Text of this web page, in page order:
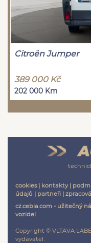
Citroën Jumper
389 000 Kč
202 000 Km
cookies| kontakty|
údajů | partneři |
cz.cebia.com - užitečný
vozidel
Copyright © VLTAVA
vydavatel.